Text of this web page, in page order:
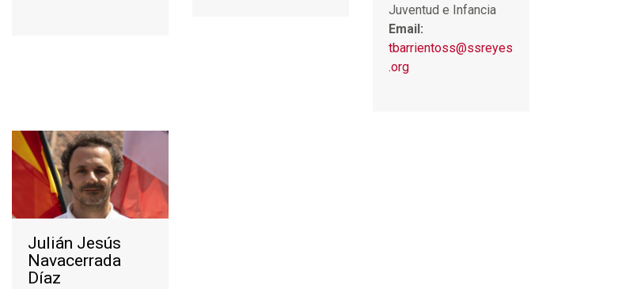
Juventud e Infancia
Email:
tbarrientoss@ssreyes
.org
Julián Jesús
Navacerrada
Díaz